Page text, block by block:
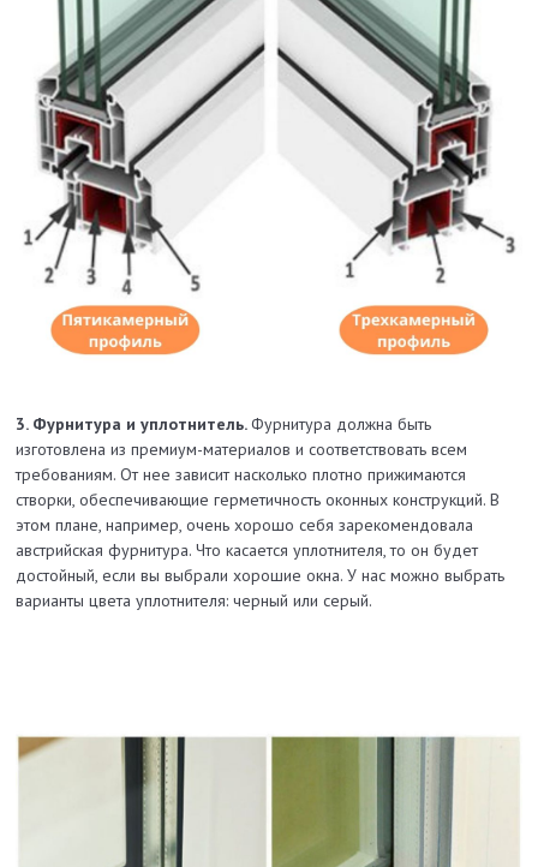
3. Фурнитура и уплотнитель.Фурнитура должна быть
изготовлена из премиум-материалов и соответствовать всем
требованиям. От нее зависит насколько плотно прижимаются
створки, обеспечивающие герметичность оконных конструкций. В
этом плане, например, очень хорошо себя зарекомендовала
австрийская фурнитура. Что касается уплотнителя, то он будет
достойный, если вы выбрали хорошие окна. У нас можно выбрать
варианты цвета уплотнителя: черный или серый.